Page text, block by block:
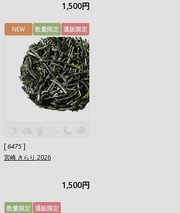
1,500円
NEW 数量限定 通販限定
[6475]
宮崎 きらり 2026
1,500円
数量限定 通販限定